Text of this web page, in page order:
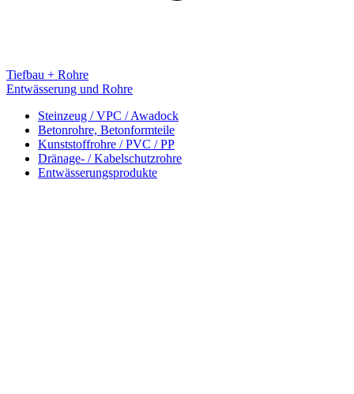
Tiefbau + Rohre
Entwässerung und Rohre
Steinzeug / VPC / Awadock
Betonrohre, Betonformteile
Kunststoffrohre / PVC / PP
Dränage- / Kabelschutzrohre
Entwässerungsprodukte